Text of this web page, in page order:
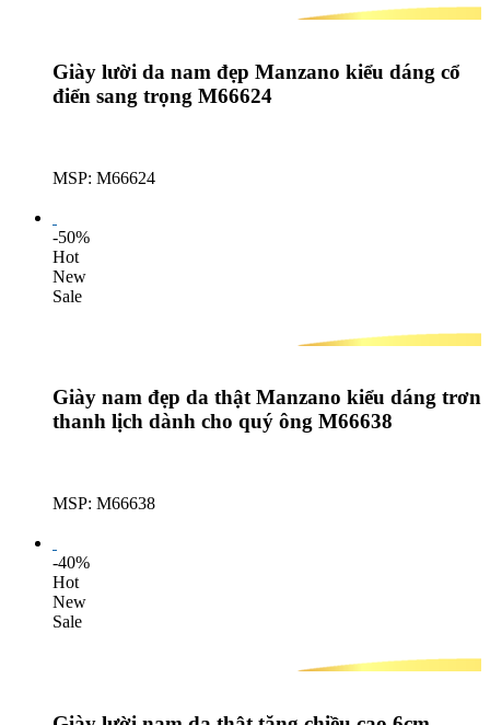
Giày lười da nam đẹp Manzano kiểu dáng cổ
điển sang trọng M66624
MSP: M66624
-50%
Hot
New
Sale
Giày nam đẹp da thật Manzano kiểu dáng trơn
thanh lịch dành cho quý ông M66638
MSP: M66638
-40%
Hot
New
Sale